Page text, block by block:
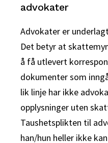
advokater
Advokater er
Det betyr at
å få utlevert
dokumenter som
lik linje har ikke
opplysninger uten
Taushetsplikten til
han/hun heller ikke